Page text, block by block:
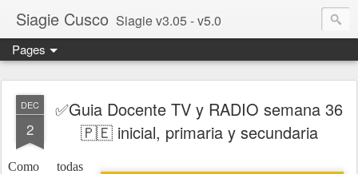
Siagie Cusco Siagie v3.05 - v5.0
Pages
DEC
2
✅Guia Docente TV y RADIO semana 36
🇵🇪 inicial, primaria y secundaria
Como todas